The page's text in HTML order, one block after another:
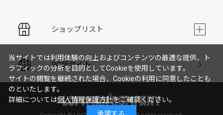
ショップリスト
PC版サイト
当サイトでは利用体験の向上およびコンテンツの最適な提供、ト
ラフィックの分析を目的としてCookieを使用しています。
サイトの閲覧を継続された場合、Cookieの利用に同意したことも
のといたします。
詳細については個人情報保護方針をご確認ください。